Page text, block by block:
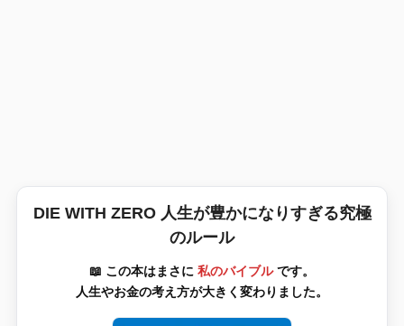
DIE WITH ZERO 人生が豊かになりすぎる究極
のルール
📖 この本はまさに 私のバイブルです。
人生やお金の考え方が大きく変わりました。